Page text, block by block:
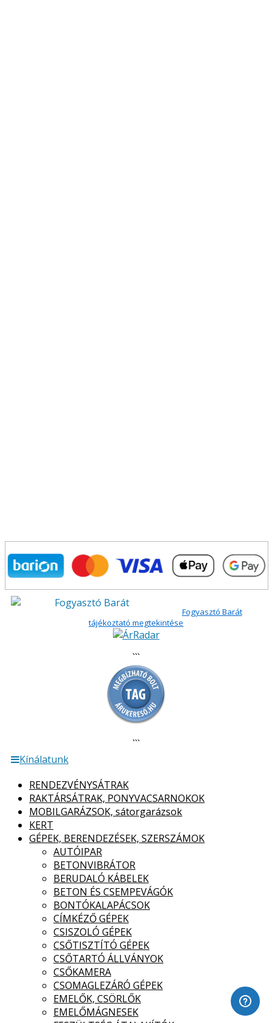
Fogyasztó Barát
tájékoztató megtekintése
```
```
Kínálatunk
RENDEZVÉNYSÁTRAK
RAKTÁRSÁTRAK, PONYVACSARNOKOK
MOBILGARÁZSOK, sátorgarázsok
KERT
GÉPEK, BERENDEZÉSEK, SZERSZÁMOK
AUTÓIPAR
BETONVIBRÁTOR
BERUDALÓ KÁBELEK
BETON ÉS CSEMPEVÁGÓK
BONTÓKALAPÁCSOK
CÍMKÉZŐ GÉPEK
CSISZOLÓ GÉPEK
CSŐTISZTÍTÓ GÉPEK
CSŐTARTÓ ÁLLVÁNYOK
CSŐKAMERA
CSOMAGLEZÁRÓ GÉPEK
EMELŐK, CSÖRLŐK
EMELŐMÁGNESEK